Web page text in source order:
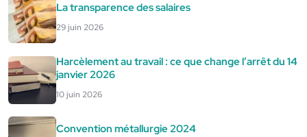
La transparence des salaires
29 juin 2026
Harcèlement au travail : ce que change l’arrêt du 14
janvier 2026
10 juin 2026
Convention métallurgie 2024